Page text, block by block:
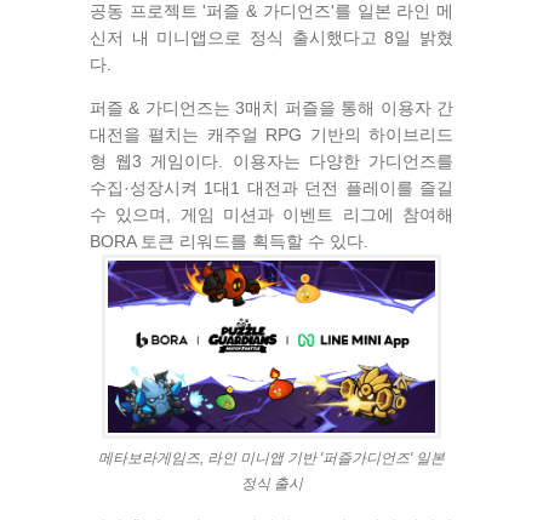
공동 프로젝트 '퍼즐 & 가디언즈'를 일본 라인 메
신저 내 미니앱으로 정식 출시했다고 8일 밝혔
다.
퍼즐 & 가디언즈는 3매치 퍼즐을 통해 이용자 간
대전을 펼치는 캐주얼 RPG 기반의 하이브리드
형 웹3 게임이다. 이용자는 다양한 가디언즈를
수집·성장시켜 1대1 대전과 던전 플레이를 즐길
수 있으며, 게임 미션과 이벤트 리그에 참여해
BORA 토큰 리워드를 획득할 수 있다.
메타보라게임즈, 라인 미니앱 기반 '퍼즐가디언즈' 일본
정식 출시